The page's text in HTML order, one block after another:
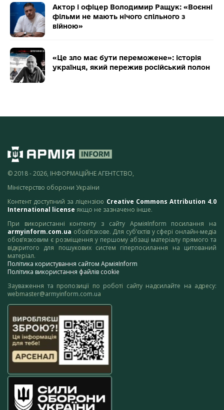
Актор і офіцер Володимир Ращук: «Воєнні
фільми не мають нічого спільного з
війною»
«Це зло має бути переможене»: історія
українця, який пережив російський полон
© 2018 - 2026, ІНФОРМАЦІЙНЕ АГЕНТСТВО,
Міністерство оборони України
Контент доступний за ліцензією Creative Commons Attribution 4.0
International license якщо не зазначено інше.
При використанні контенту з сайту АрміяInform посилання на
armyinform.com.ua обов’язкове. Для суб’єктів у сфері онлайн-медіа
обов’язковим є розміщення у першому абзаці матеріалу прямого та
відкритого для пошукових систем гіперпосилання на цитований
матеріал.
Політика користування сайтом АрміяInform
Політика використання файлів cookie
Зауваження та пропозиції по роботі сайту надсилайте на адресу:
webmaster@armyinform.com.ua